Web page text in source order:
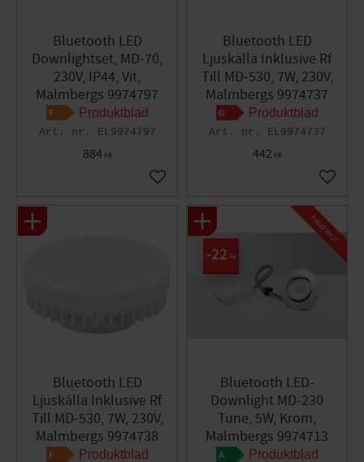
Bluetooth LED
Downlightset, MD-70,
230V, IP44, Vit,
Malmbergs 9974797
Produktblad
EL9974797
884KR
Lägg till i favoriter
Bluetooth LED
Ljuskälla Inklusive Rf
Till MD-530, 7W, 230V,
Malmbergs 9974737
Produktblad
EL9974737
442 KR
Lägg
Bluetooth LED
Ljuskälla Inklusive Rf
Till MD-530, 7W, 230V,
Malmbergs 9974738
Produktblad
Bluetooth LED-
Downlight MD-230
Tune, 5W, Krom,
Malmbergs 9974713
Produktblad
22 %
KAMPANJ!